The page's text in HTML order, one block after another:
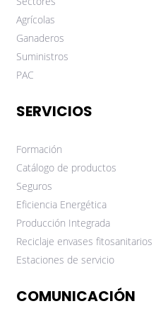
Agrícolas
Ganaderos
Suministros
PAC
SERVICIOS
Formación
Catálogo de productos
Seguros
Eficiencia Energética
Producción Integrada
Reciclaje envases fitosanitarios
Estaciones de servicio
COMUNICACIÓN